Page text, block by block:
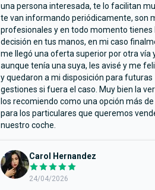
una persona interesada, te lo facilitan
te van informando periódicamente, son
profesionales y en todo momento tienes
decisión en tus manos, en mi caso
me llegó una oferta superior por otra vía
aunque tenía una suya, les avisé y me
y quedaron a mi disposición para futuras
gestiones si fuera el caso. Muy bien la
los recomiendo como una opción más
para los particulares que queremos
nuestro coche.
Carol Hernandez
24/04/2026